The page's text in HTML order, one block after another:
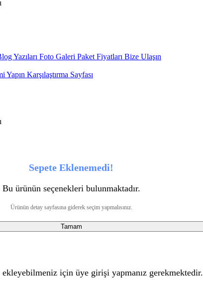
Yazıları Foto Galeri Paket Fiyatları Bize Ulaşın
Yapın Karşılaştırma Sayfası
Sepete Eklenemedi!
Bu ürünün seçenekleri bulunmaktadır.
Ürünün detay sayfasına giderek seçim yapmalısınız.
Tamam
için üye girişi yapmanız gerekmektedir.